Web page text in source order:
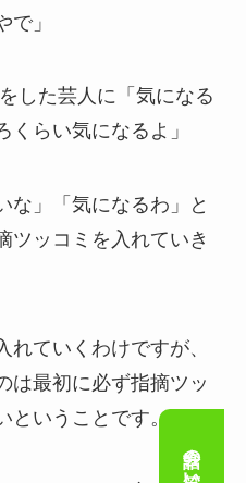
」
した芸人に「気になる
らい気になるよ」
な」「気になるわ」と
ツッコミを入れていき
ていくわけですが、
は最初に必ず指摘ツッ
ということです。